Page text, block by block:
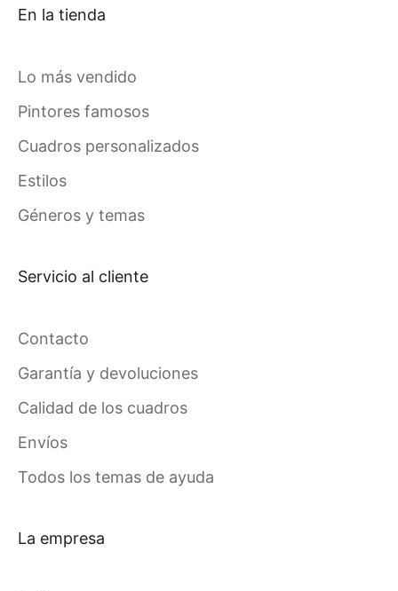
En la tienda
Lo más vendido
Pintores famosos
Cuadros personalizados
Estilos
Géneros y temas
Servicio al cliente
Contacto
Garantía y devoluciones
Calidad de los cuadros
Envíos
Todos los temas de ayuda
La empresa